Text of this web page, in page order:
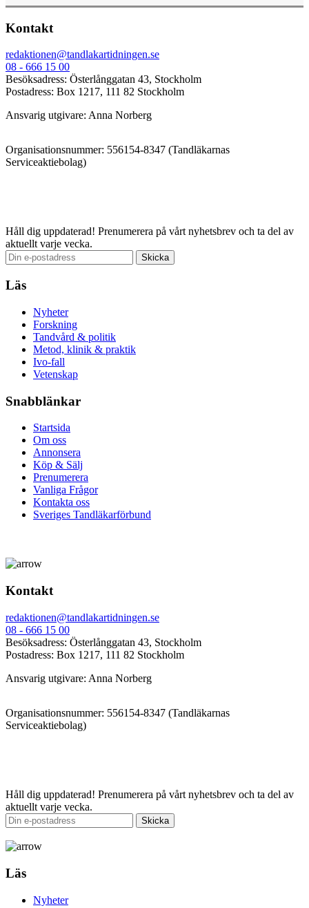
Kontakt
redaktionen@tandlakartidningen.se
08 - 666 15 00
Besöksadress: Österlånggatan 43, Stockholm
Postadress: Box 1217, 111 82 Stockholm
Ansvarig utgivare: Anna Norberg
Organisationsnummer: 556154-8347 (Tandläkarnas
Serviceaktiebolag)
Håll dig uppdaterad! Prenumerera på vårt nyhetsbrev och ta del av
aktuellt varje vecka.
Läs
Nyheter
Forskning
Tandvård & politik
Metod, klinik & praktik
Ivo-fall
Vetenskap
Snabblänkar
Startsida
Om oss
Annonsera
Köp & Sälj
Prenumerera
Vanliga Frågor
Kontakta oss
Sveriges Tandläkarförbund
Kontakt
redaktionen@tandlakartidningen.se
08 - 666 15 00
Besöksadress: Österlånggatan 43, Stockholm
Postadress: Box 1217, 111 82 Stockholm
Ansvarig utgivare: Anna Norberg
Organisationsnummer: 556154-8347 (Tandläkarnas
Serviceaktiebolag)
Håll dig uppdaterad! Prenumerera på vårt nyhetsbrev och ta del av
aktuellt varje vecka.
Läs
Nyheter